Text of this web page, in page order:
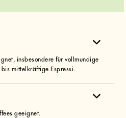
insbesondere für vollmundige
mittelkräftige Espressi.
geeignet.